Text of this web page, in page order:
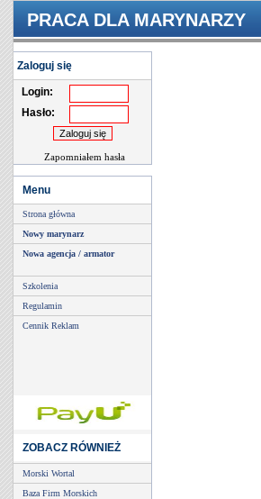
PRACA DLA MARYNARZY
Zaloguj się
Login:
Hasło:
Zapomniałem hasła
Menu
Strona główna
Nowy marynarz
Nowa agencja / armator
Szkolenia
Regulamin
Cennik Reklam
ZOBACZ RÓWNIEŻ
Morski Wortal
Baza Firm Morskich